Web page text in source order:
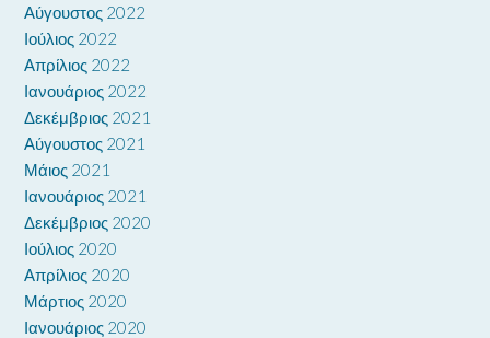
Αύγουστος 2022
Ιούλιος 2022
Απρίλιος 2022
Ιανουάριος 2022
Δεκέμβριος 2021
Αύγουστος 2021
Μάιος 2021
Ιανουάριος 2021
Δεκέμβριος 2020
Ιούλιος 2020
Απρίλιος 2020
Μάρτιος 2020
Ιανουάριος 2020